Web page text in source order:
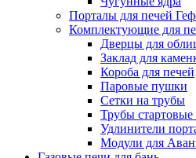
Порталы для печей
Комплектующие для
Дверцы для
Заклад для
Короба для печей
Паровые пушки
Сетки на трубы
Трубы
Удлинители
Модули для